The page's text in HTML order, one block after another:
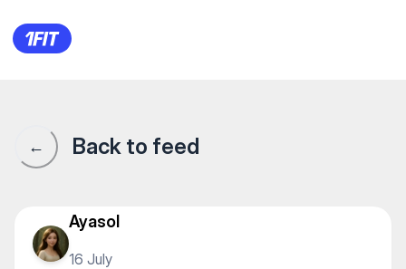
NEW Balance — Yoga
← Back to feed
Ayasol
16 July